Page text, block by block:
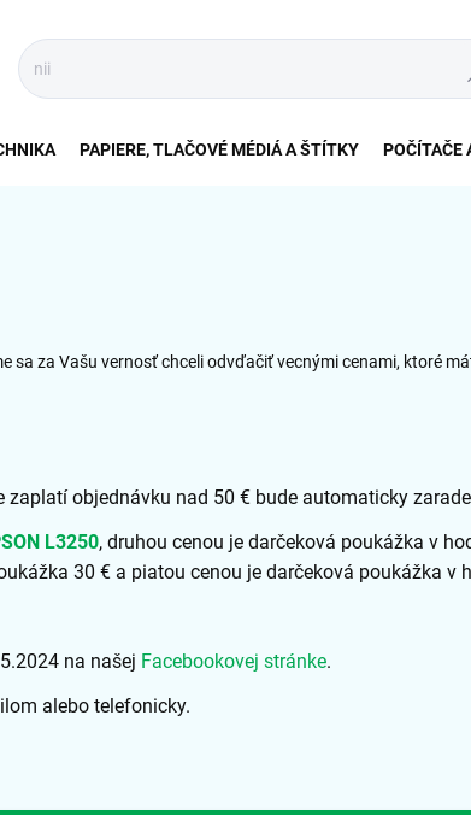
PAPIERE, TLAČOVÉ MÉDIÁ A ŠTÍTKY POČÍTAČE
sa za Vašu vernosť chceli odvďačiť vecnými cenami, ktoré
objednávku nad 50 € bude automaticky
L3250, druhou cenou je darčeková poukážka v
30 € a piatou cenou je darčeková poukážka v
na našej Facebookovej stránke.
alebo telefonicky.